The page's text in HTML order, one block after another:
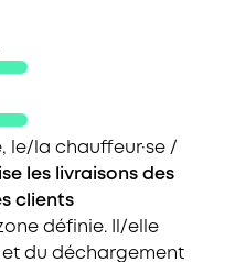
le/la chauffeur·se /
les livraisons des
clients
définie. Il/elle
du déchargement